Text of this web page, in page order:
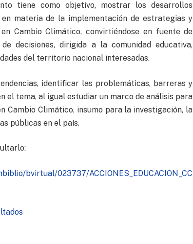
tiene como objetivo, mostrar los desarrollos
materia de la implementación de estrategias y
Cambio Climático, convirtiéndose en fuente de
decisiones, dirigida a la comunidad educativa,
del territorio nacional interesadas.
identificar las problemáticas, barreras y
el tema, al igual estudiar un marco de análisis para
Cambio Climático, insumo para la investigación, la
públicas en el país.
bvirtual/023737/ACCIONES_EDUCACION_CC